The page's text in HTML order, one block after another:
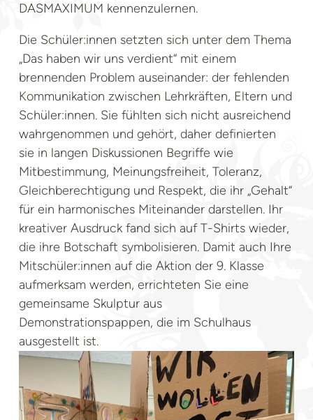
DASMAXIMUM kennenzulernen.
Die Schüler:innen setzten sich unter dem Thema
„Das haben wir uns verdient“ mit einem
brennenden Problem auseinander: der fehlenden
Kommunikation zwischen Lehrkräften, Eltern und
Schüler:innen. Sie fühlten sich nicht ausreichend
wahrgenommen und gehört, daher definierten
sie in langen Diskussionen Begriffe wie
Mitbestimmung, Meinungsfreiheit, Toleranz,
Gleichberechtigung und Respekt, die ihr „Gehalt“
für ein harmonisches Miteinander darstellen. Ihr
kreativer Ausdruck fand sich auf T-Shirts wieder,
die ihre Botschaft symbolisieren. Damit auch Ihre
Mitschüler:innen auf die Aktion der 9. Klasse
aufmerksam werden, errichteten Sie eine
gemeinsame Skulptur aus
Demonstrationspappen, die im Schulhaus
ausgestellt ist.